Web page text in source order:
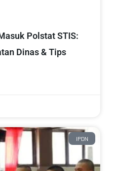
Polstat STIS:
Dinas & Tips
IPDN